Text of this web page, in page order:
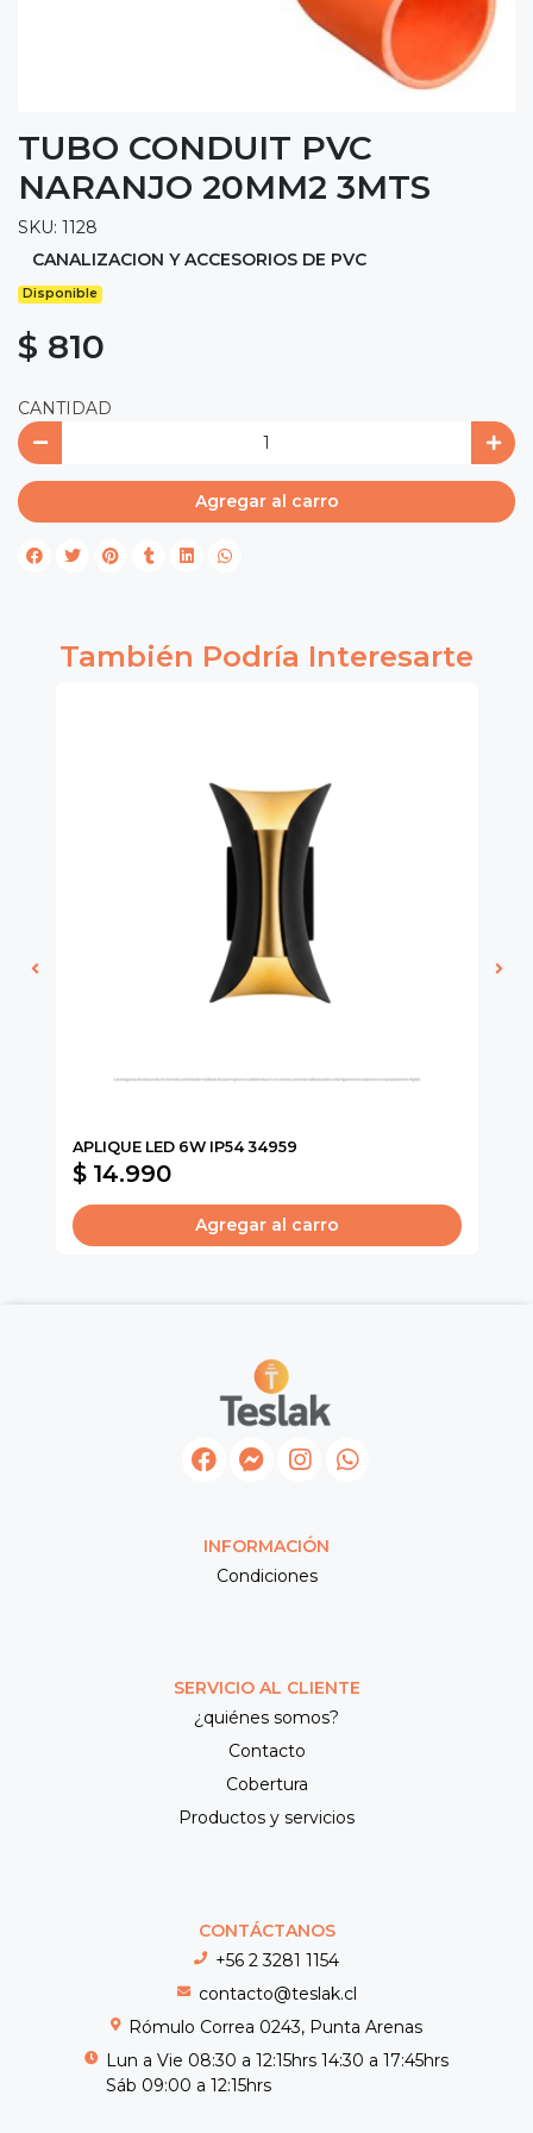
TUBO CONDUIT PVC
NARANJO 20MM2 3MTS
SKU: 1128
CANALIZACION Y ACCESORIOS DE PVC
Disponible
$ 810
CANTIDAD
Agregar al carro
También Podría Interesarte
APLIQUE LED 6W IP54 34959
$ 14.990
Agregar al carro
INFORMACIÓN
Condiciones
SERVICIO AL CLIENTE
¿quiénes somos?
Contacto
Cobertura
Productos y servicios
CONTÁCTANOS
+56 2 3281 1154
contacto@teslak.cl
Rómulo Correa 0243, Punta Arenas
Lun a Vie 08:30 a 12:15hrs 14:30 a 17:45hrs
Sáb 09:00 a 12:15hrs